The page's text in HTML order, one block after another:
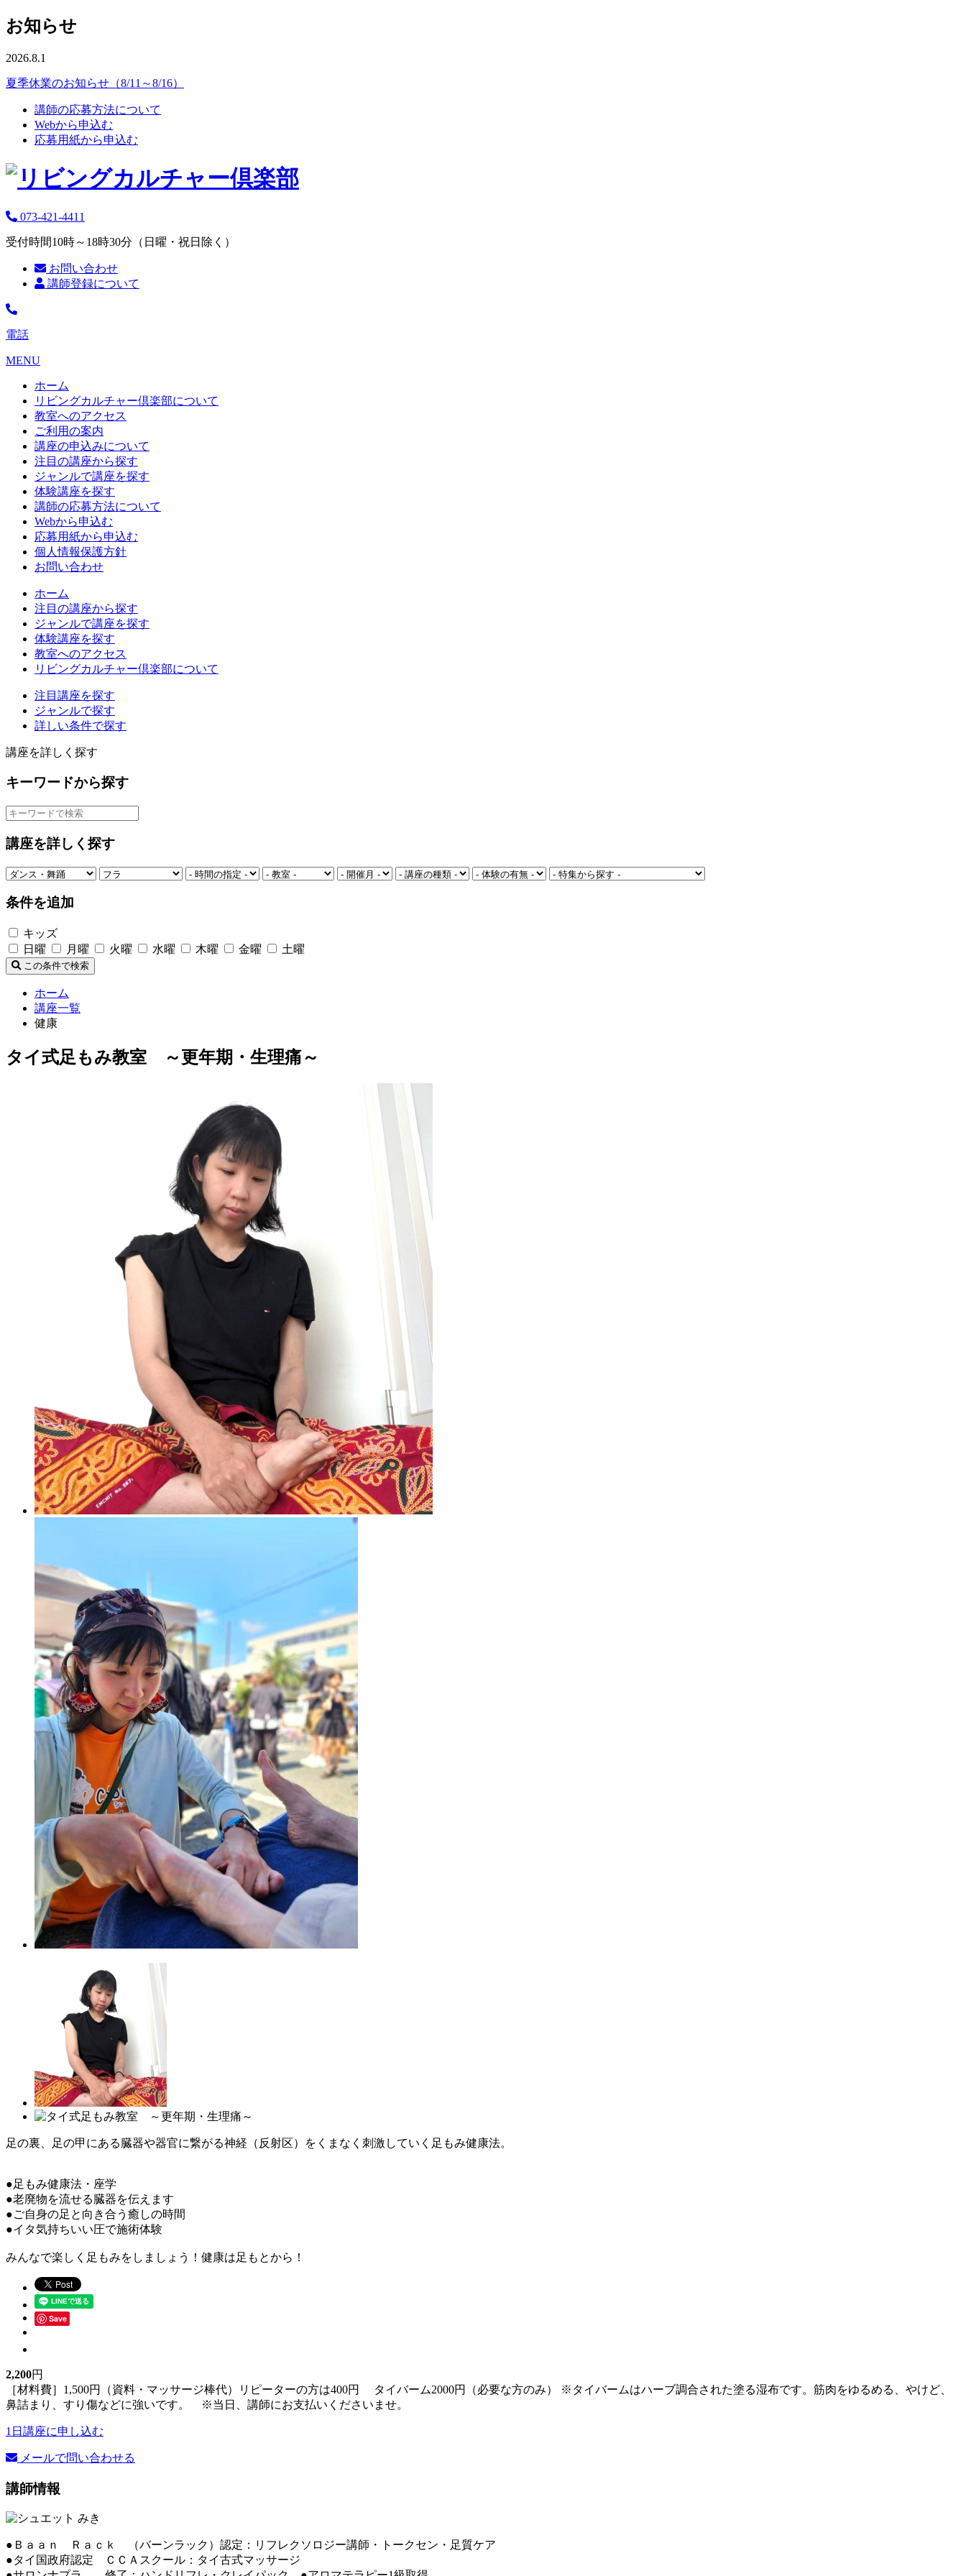
お知らせ
2026.8.1
夏季休業のお知らせ（8/11～8/16）
講師の応募方法について
Webから申込む
応募用紙から申込む
073-421-4411
受付時間10時～18時30分（日曜・祝日除く）
お問い合わせ
講師登録について
電話
MENU
ホーム
リビングカルチャー倶楽部について
教室へのアクセス
ご利用の案内
講座の申込みについて
注目の講座から探す
ジャンルで講座を探す
体験講座を探す
講師の応募方法について
Webから申込む
応募用紙から申込む
個人情報保護方針
お問い合わせ
ホーム
注目の講座から探す
ジャンルで講座を探す
体験講座を探す
教室へのアクセス
リビングカルチャー倶楽部について
注目講座を探す
ジャンルで探す
詳しい条件で探す
講座を詳しく探す
キーワードから探す
講座を詳しく探す
条件を追加
キッズ
日曜
月曜 火曜 水曜 木曜 金曜 土曜
この条件で検索
ホーム
講座一覧
健康
タイ式足もみ教室 ～更年期・生理痛～
足の裏、足の甲にある臓器や器官に繋がる神経（反射区）をくまなく刺激していく足もみ健康法。
●足もみ健康法・座学
●老廃物を流せる臓器を伝えます
●ご自身の足と向き合う癒しの時間
●イタ気持ちいい圧で施術体験
みんなで楽しく足もみをしましょう！健康は足もとから！
Save
2,200円
［材料費］1,500円（資料・マッサージ棒代）リピーターの方は400円 タイバーム2000円（必要な方のみ） ※タイバームはハーブ調合された塗る湿布です。筋肉をゆるめる、やけど、
鼻詰まり、すり傷などに強いです。 ※当日、講師にお支払いくださいませ。
1日講座に申し込む
メールで問い合わせる
講師情報
●Ｂａａｎ Ｒａｃｋ （バーンラック）認定：リフレクソロジー講師・トークセン・足質ケア
●タイ国政府認定 ＣＣＡスクール：タイ古式マッサージ